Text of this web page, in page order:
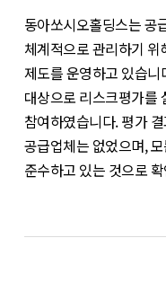
동아쏘시오홀딩스는 공
체계적으로 관리하기
제도를 운영하고 있습
대상으로 리스크평가를
참여하였습니다. 평가
공급업체는 없었으며,
준수하고 있는 것으로